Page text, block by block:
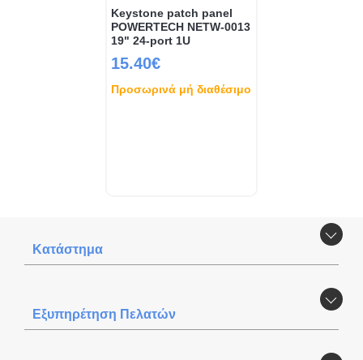
Keystone patch panel
POWERTECH NETW-0013
19" 24-port 1U
15.40€
Προσωρινά μή διαθέσιμο
Κατάστημα
Εξυπηρέτηση Πελατών